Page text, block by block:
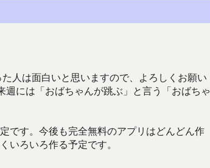
人は面白いと思いますので、よろしくお願い
には「おばちゃんが跳ぶ」と言う「おばちゃ
です。今後も完全無料のアプリはどんどん作
いろいろ作る予定です。